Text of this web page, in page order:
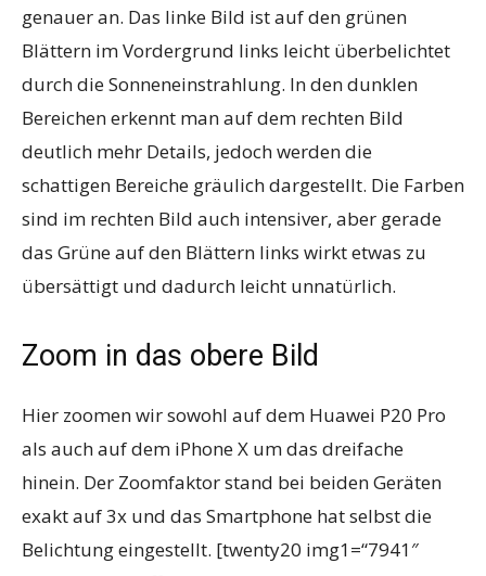
genauer an. Das linke Bild ist auf den grünen
Blättern im Vordergrund links leicht überbelichtet
durch die Sonneneinstrahlung. In den dunklen
Bereichen erkennt man auf dem rechten Bild
deutlich mehr Details, jedoch werden die
schattigen Bereiche gräulich dargestellt. Die Farben
sind im rechten Bild auch intensiver, aber gerade
das Grüne auf den Blättern links wirkt etwas zu
übersättigt und dadurch leicht unnatürlich.
Zoom in das obere Bild
Hier zoomen wir sowohl auf dem Huawei P20 Pro
als auch auf dem iPhone X um das dreifache
hinein. Der Zoomfaktor stand bei beiden Geräten
exakt auf 3x und das Smartphone hat selbst die
Belichtung eingestellt. [twenty20 img1=“7941″